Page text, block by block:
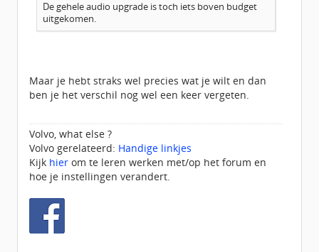
De gehele audio upgrade is toch iets boven budget
uitgekomen.
Maar je hebt straks wel precies wat je wilt en dan
ben je het verschil nog wel een keer vergeten.
Volvo, what else ?
Volvo gerelateerd: Handige linkjes
Kijk hier om te leren werken met/op het forum en
hoe je instellingen verandert.